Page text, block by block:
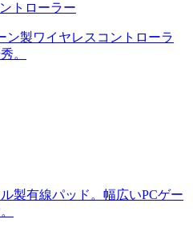
トローラー
ン製ワイヤレスコントローラ
。
製有線パッド。幅広いPCゲー